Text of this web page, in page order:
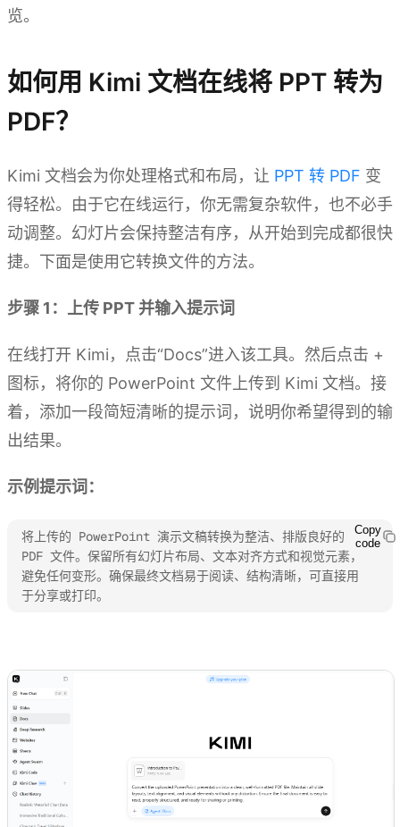
览。
如何用 Kimi 文档在线将 PPT 转为
PDF？
Kimi 文档会为你处理格式和布局，让 PPT 转 PDF 变
得轻松。由于它在线运行，你无需复杂软件，也不必手
动调整。幻灯片会保持整洁有序，从开始到完成都很快
捷。下面是使用它转换文件的方法。
步骤 1：上传 PPT 并输入提示词
在线打开 Kimi，点击“Docs”进入该工具。然后点击 +
图标，将你的 PowerPoint 文件上传到 Kimi 文档。接
着，添加一段简短清晰的提示词，说明你希望得到的输
出结果。
示例提示词：
将上传的 PowerPoint 演示文稿转换为整洁、排版良好的
PDF 文件。保留所有幻灯片布局、文本对齐方式和视觉元素，
避免任何变形。确保最终文档易于阅读、结构清晰，可直接用
于分享或打印。
Copy
code